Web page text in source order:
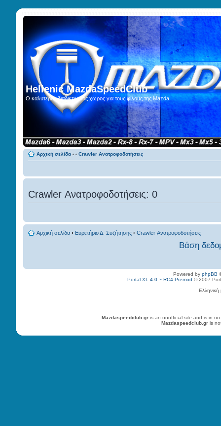
Hellenic MazdaSpeedClub
Ο καλυτερος διαδικτυακος χωρος για τους φίλους της Mazda
Αρχική σελίδα ‹ ‹ Crawler Ανατροφοδοτήσεις
Crawler Ανατροφοδοτήσεις: 0
Αρχική σελίδα ‹ Ευρετήριο Δ. Συζήτησης ‹ Crawler Ανατροφοδοτήσεις
Βάση
Powered by phpBB
Portal XL 4.0 ~ RC4-Premod © 2007
Mazdaspeedclub.gr is an unofficial site and is in
Mazdaspeedclub.gr is